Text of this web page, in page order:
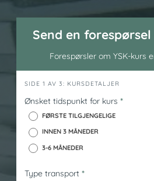
Send en forespørsel
Forespørsler om YSK-kurs
h
e
_
k
SIDE 1 AV 3: KURSDETALJER
Ønsket tidspunkt for kurs *
FØRSTE TILGJENGELIGE
INNEN 3 MÅNEDER
3-6 MÅNEDER
Type transport *